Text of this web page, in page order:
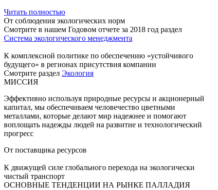
Читать полностью
От соблюдения экологических норм
Смотрите в нашем Годовом отчете за 2018 год раздел
Система экологического менеджмента
К комплексной политике по обеспечению «устойчивого
будущего» в регионах присутствия компании
Смотрите раздел Экология
МИССИЯ
Эффективно используя природные ресурсы и акционерный
капитал, мы обеспечиваем человечество цветными
металлами, которые делают мир надежнее и помогают
воплощать надежды людей на развитие и технологический
прогресс
От поставщика ресурсов
К движущей силе глобального перехода на экологически
чистый транспорт
ОСНОВНЫЕ ТЕНДЕНЦИИ НА РЫНКЕ ПАЛЛАДИЯ